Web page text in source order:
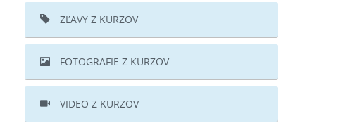
ZĽAVY Z KURZOV
FOTOGRAFIE Z KURZOV
VIDEO Z KURZOV